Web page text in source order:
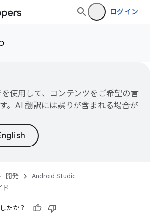
ログイン
使用して、コンテンツをご希望の言
。AI 翻訳には誤りが含まれる場合が
開発
Android Studio
ド
たか？